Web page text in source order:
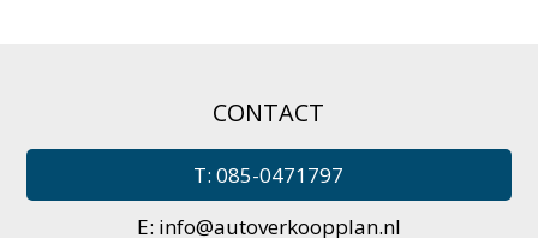
CONTACT
T: 085-0471797
E: info@autoverkoopplan.nl